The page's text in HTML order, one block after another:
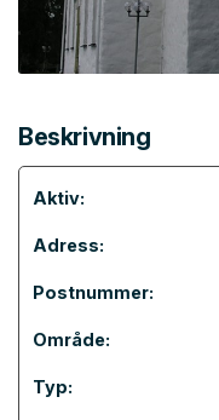
Beskrivning
Aktiv:
Adress:
Postnummer:
Område:
Typ: